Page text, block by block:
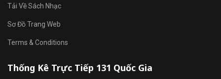
Tải Về Sách Nhạc
Sơ Đồ Trang Web
Terms & Conditions
Thống Kê Trực Tiếp 131 Quốc Gia